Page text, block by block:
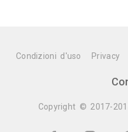
Condizioni d'uso Privacy
Copyright © 2017-